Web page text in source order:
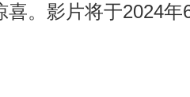
喜。影片将于2024